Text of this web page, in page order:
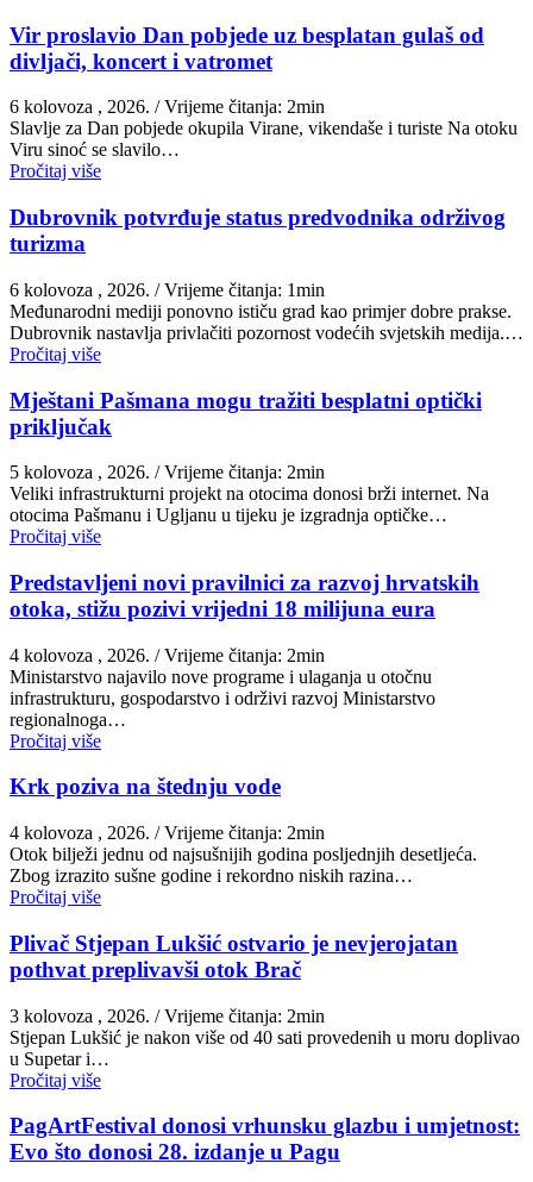
Vir proslavio Dan pobjede uz besplatan gulaš od
divljači, koncert i vatromet
6 kolovoza , 2026. / Vrijeme čitanja: 2min
Slavlje za Dan pobjede okupila Virane, vikendaše i turiste Na otoku
Viru sinoć se slavilo…
Pročitaj više
Dubrovnik potvrđuje status predvodnika održivog
turizma
6 kolovoza , 2026. / Vrijeme čitanja: 1min
Međunarodni mediji ponovno ističu grad kao primjer dobre prakse.
Dubrovnik nastavlja privlačiti pozornost vodećih svjetskih medija.…
Pročitaj više
Mještani Pašmana mogu tražiti besplatni optički
priključak
5 kolovoza , 2026. / Vrijeme čitanja: 2min
Veliki infrastrukturni projekt na otocima donosi brži internet. Na
otocima Pašmanu i Ugljanu u tijeku je izgradnja optičke…
Pročitaj više
Predstavljeni novi pravilnici za razvoj hrvatskih
otoka, stižu pozivi vrijedni 18 milijuna eura
4 kolovoza , 2026. / Vrijeme čitanja: 2min
Ministarstvo najavilo nove programe i ulaganja u otočnu
infrastrukturu, gospodarstvo i održivi razvoj Ministarstvo
regionalnoga…
Pročitaj više
Krk poziva na štednju vode
4 kolovoza , 2026. / Vrijeme čitanja: 2min
Otok bilježi jednu od najsušnijih godina posljednjih desetljeća.
Zbog izrazito sušne godine i rekordno niskih razina…
Pročitaj više
Plivač Stjepan Lukšić ostvario je nevjerojatan
pothvat preplivavši otok Brač
3 kolovoza , 2026. / Vrijeme čitanja: 2min
St​jepan Lukšić je nakon više od 40 sati provedenih u moru doplivao
u Supetar i…
Pročitaj više
PagArtFestival donosi vrhunsku glazbu i umjetnost:
Evo što donosi 28. izdanje u Pagu